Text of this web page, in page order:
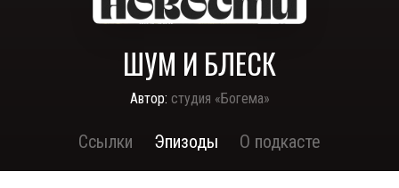
ШУМ И БЛЕСК
Автор: студия «Богема»
Ссылки Эпизоды О подкасте